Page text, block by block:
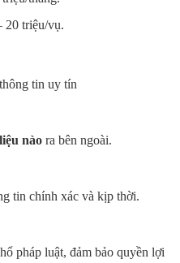
20 triệu/vụ.
tin uy tín
nào ra bên ngoài.
tin chính xác và kịp thời.
pháp luật, đảm bảo quyền lợi